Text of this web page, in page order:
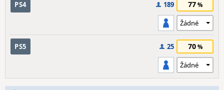
PS4 189 77
PS5 25 70